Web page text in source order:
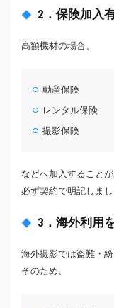
2．保険加入
高額機材の場合、
動産保険
レンタル保険
撮影保険
などへ加入すること
必ず契約で明記しまし
3．海外利用
海外撮影では盗難・
そのため、